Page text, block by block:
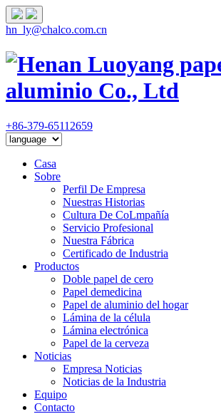
hn_ly@chalco.com.cn
+86-379-65112659
Casa
Sobre
Perfil De Empresa
Nuestras Historias
Cultura De CoLmpañía
Servicio Profesional
Nuestra Fábrica
Certificado de Industria
Productos
Doble papel de cero
Papel demedicina
Papel de aluminio del hogar
Lámina de la célula
Lámina electrónica
Papel de la cerveza
Noticias
Empresa Noticias
Noticias de la Industria
Equipo
Contacto